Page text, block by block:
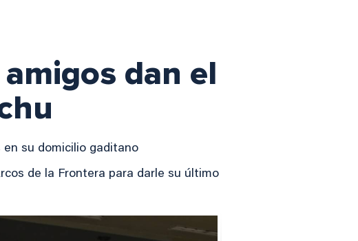
amigos dan el
en su domicilio gaditano
de la Frontera para darle su último